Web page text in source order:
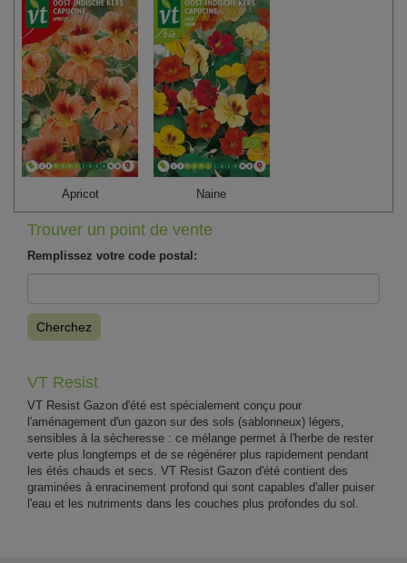
Apricot Naine
Trouver un point de vente
Remplissez votre code postal:
Cherchez
VT Resist
VT Resist Gazon d'été est spécialement conçu pour
l'aménagement d'un gazon sur des sols (sablonneux) légers,
sensibles à la sècheresse : ce mélange permet à l'herbe de rester
verte plus longtemps et de se régénérer plus rapidement pendant
les étés chauds et secs. VT Resist Gazon d'été contient des
graminées à enracinement profond qui sont capables d'aller puiser
l'eau et les nutriments dans les couches plus profondes du sol.